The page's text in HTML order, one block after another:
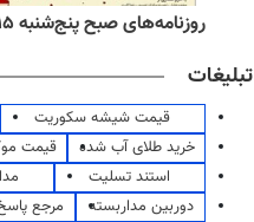
روزنامه‌های صبح پنج‌شنبه ۱۵ مرداد ۱۴۰۵
تبلیغات
قیمت شیشه سکوریت
خرید طلای آب شده
قیمت
استند تسلیت
دوربین مداربسته
مرجع